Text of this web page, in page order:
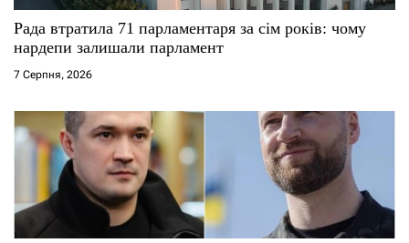
Рада втратила 71 парламентаря за сім років: чому
нардепи залишали парламент
7 Серпня, 2026